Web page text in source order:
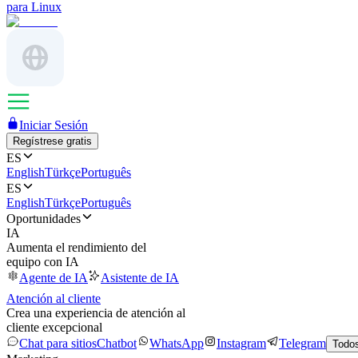
para Linux
Iniciar Sesión
Regístrese gratis
ES
EnglishTürkçePortuguês
ES
EnglishTürkçePortuguês
Oportunidades
IA
Aumenta el rendimiento del
equipo con IA
Agente de IA
Asistente de IA
Atención al cliente
Crea una experiencia de atención al
cliente excepcional
Chat para sitiosChatbot WhatsApp Instagram Telegram